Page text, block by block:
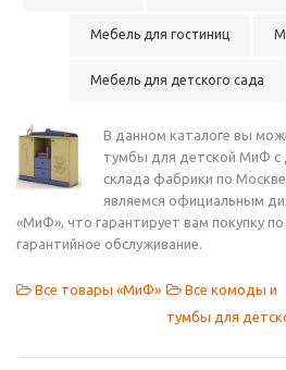
Мебель для гостиниц
Мебель для детского сада
В данном каталоге вы
тумбы для детской МиФ с
склада фабрики по
являемся официальным
«МиФ», что гарантирует вам покупку
гарантийное обслуживание.
Все товары «МиФ»
Все комоды и
тумбы для